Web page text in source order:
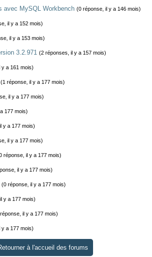
avec MySQL Workbench (0 réponse, il y a 146 mois)
il y a 152 mois)
il y a 153 mois)
3.2.971 (2 réponses, il y a 157 mois)
a 161 mois)
(1 réponse, il y a 177 mois)
il y a 177 mois)
177 mois)
y a 177 mois)
il y a 177 mois)
réponse, il y a 177 mois)
il y a 177 mois)
(0 réponse, il y a 177 mois)
y a 177 mois)
il y a 177 mois)
a 177 mois)
à l'accueil des forums